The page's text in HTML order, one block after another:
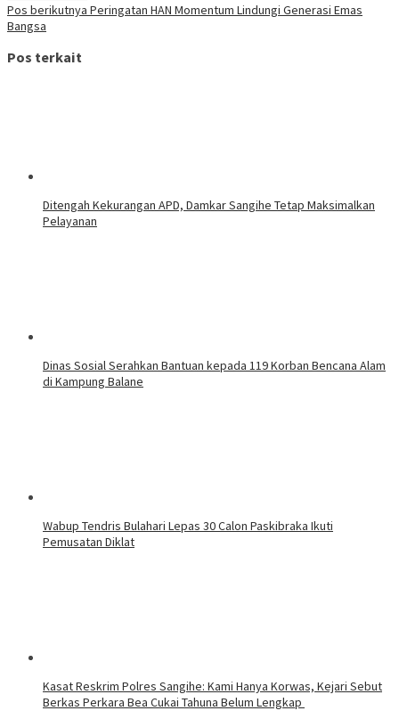
Pos berikutnya Peringatan HAN Momentum Lindungi Generasi Emas
Bangsa
Pos terkait
Ditengah Kekurangan APD, Damkar Sangihe Tetap Maksimalkan
Pelayanan
‎Dinas Sosial Serahkan Bantuan kepada 119 Korban Bencana Alam
di Kampung Balane
Wabup Tendris Bulahari Lepas 30 Calon Paskibraka Ikuti
Pemusatan Diklat
Kasat Reskrim Polres Sangihe: Kami Hanya Korwas, Kejari Sebut
Berkas Perkara Bea Cukai Tahuna Belum Lengkap